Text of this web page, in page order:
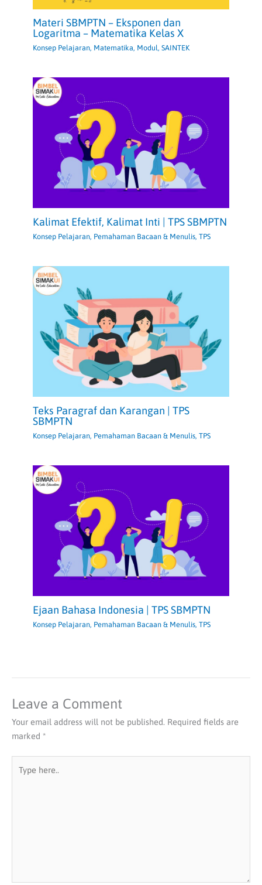
Materi SBMPTN – Eksponen dan
Logaritma – Matematika Kelas X
Konsep Pelajaran, Matematika, Modul,SAINTEK
Kalimat Efektif, Kalimat Inti | TPS SBMPTN
Konsep Pelajaran, Pemahaman Bacaan & Menulis,TPS
Teks Paragraf dan Karangan | TPS
SBMPTN
Konsep Pelajaran, Pemahaman Bacaan & Menulis,TPS
Ejaan Bahasa Indonesia | TPS SBMPTN
Konsep Pelajaran, Pemahaman Bacaan & Menulis,TPS
Leave a Comment
Your email address will not be published. Required fields are
marked *
here..